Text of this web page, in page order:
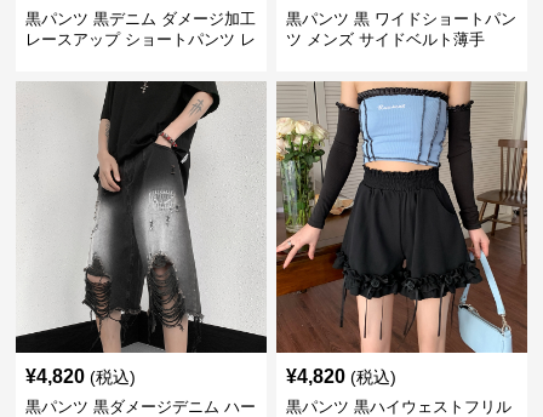
黒パンツ 黒デニム ダメージ加工
レースアップ ショートパンツ レ
黒パンツ 黒 ワイドショートパン
ツ メンズ サイドベルト薄手
¥4,820 (税込)
黒パンツ 黒ダメージデニム ハー
¥4,820 (税込)
黒パンツ 黒ハイウェストフリル